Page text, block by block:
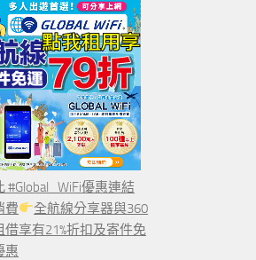
#Global_WiFi優惠連結
費
全航線分享器與360
借享有21%折扣及寄件免
惠